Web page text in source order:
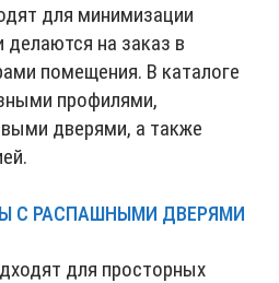
для минимизации
на заказ в
помещения. В каталоге
профилями,
дверями, а также
С РАСПАШНЫМИ ДВЕРЯМИ
для просторных